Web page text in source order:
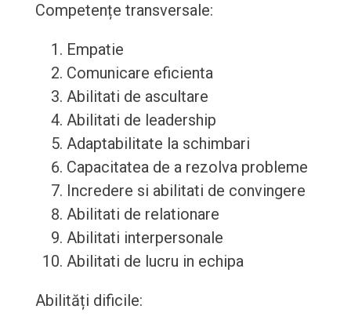
Competențe transversale:
Empatie
Comunicare eficienta
Abilitati de ascultare
Abilitati de leadership
Adaptabilitate la schimbari
Capacitatea de a rezolva probleme
Incredere si abilitati de convingere
Abilitati de relationare
Abilitati interpersonale
Abilitati de lucru in echipa
Abilități dificile: